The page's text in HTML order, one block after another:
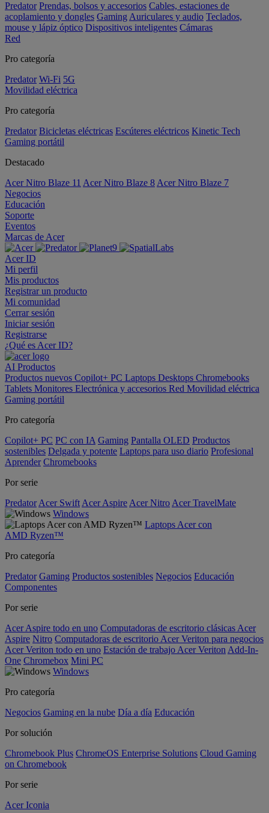
Predator Prendas, bolsos y accesorios Cables, estaciones de
acoplamiento y dongles Gaming Auriculares y audio Teclados,
mouse y lápiz óptico Dispositivos inteligentes Cámaras
Red
Pro categoría
Predator Wi-Fi 5G
Movilidad eléctrica
Pro categoría
Predator Bicicletas eléctricas Escúteres eléctricos Kinetic Tech
Gaming portátil
Destacado
Acer Nitro Blaze 11 Acer Nitro Blaze 8 Acer Nitro Blaze 7
Negocios
Educación
Soporte
Eventos
Marcas de Acer
Acer ID
Mi perfil
Mis productos
Registrar un producto
Mi comunidad
Cerrar sesión
Iniciar sesión
Registrarse
¿Qué es Acer ID?
AI Productos
Productos nuevos Copilot+ PC Laptops Desktops Chromebooks
Tablets Monitores Electrónica y accesorios Red Movilidad eléctrica
Gaming portátil
Pro categoría
Copilot+ PC PC con IA Gaming Pantalla OLED Productos
sostenibles Delgada y potente Laptops para uso diario Profesional
Aprender Chromebooks
Por serie
Predator Acer Swift Acer Aspire Acer Nitro Acer TravelMate
Windows
Laptops Acer con
AMD Ryzen™
Pro categoría
Predator Gaming Productos sostenibles Negocios Educación
Componentes
Por serie
Acer Aspire todo en uno Computadoras de escritorio clásicas Acer
Aspire Nitro Computadoras de escritorio Acer Veriton para negocios
Acer Veriton todo en uno Estación de trabajo Acer Veriton Add-In-
One Chromebox Mini PC
Windows
Pro categoría
Negocios Gaming en la nube Día a día Educación
Por solución
Chromebook Plus ChromeOS Enterprise Solutions Cloud Gaming
on Chromebook
Por serie
Acer Iconia